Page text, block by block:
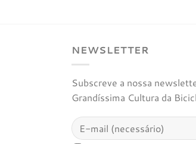
NEWSLETTER
Subscreve a nossa
Grandíssima Cultura da